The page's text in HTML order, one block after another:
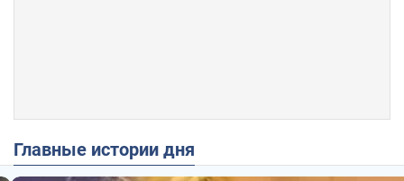
Главные истории дня